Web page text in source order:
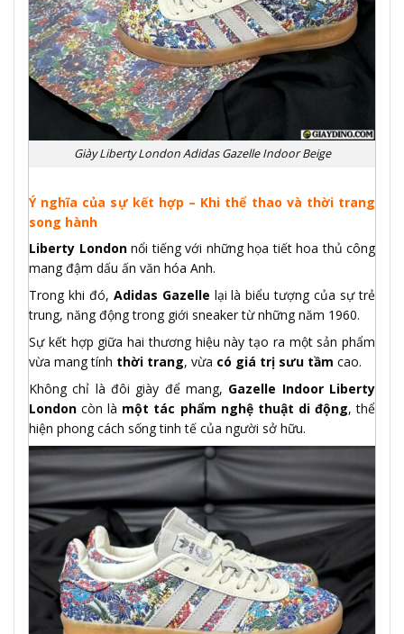
Giày Liberty London Adidas Gazelle Indoor Beige
Ý nghĩa của sự kết hợp – Khi thể thao và thời trang
song hành
Liberty Londonnổi tiếng với những họa tiết hoa thủ công
mang đậm dấu ấn văn hóa Anh.
Trong khi đó, Adidas Gazelle lại là biểu tượng của sự trẻ
trung, năng động trong giới sneaker từ những năm 1960.
Sự kết hợp giữa hai thương hiệu này tạo ra một sản phẩm
vừa mang tính thời trang, vừa có giá trị sưu tầm cao.
Không chỉ là đôi giày để mang, Gazelle Indoor Liberty
London còn là một tác phẩm nghệ thuật di động, thể
hiện phong cách sống tinh tế của người sở hữu.